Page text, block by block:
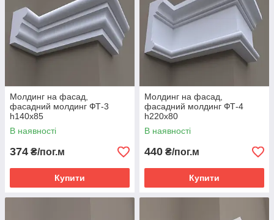
Молдинг на фасад,
фасадний молдинг ФТ-3
h140х85
В наявності
374 ₴/пог.м
Купити
Молдинг на фасад,
фасадний молдинг ФТ-4
h220х80
В наявності
440 ₴/пог.м
Купити